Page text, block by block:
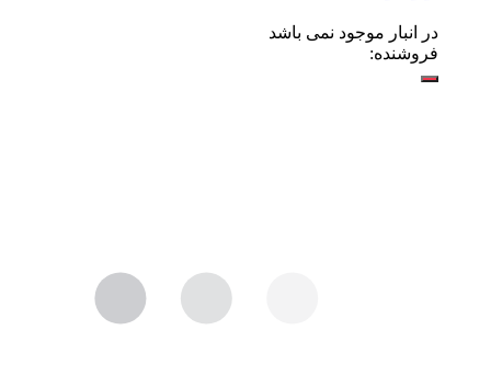
در انبار موجود نمی باشد
فروشنده: